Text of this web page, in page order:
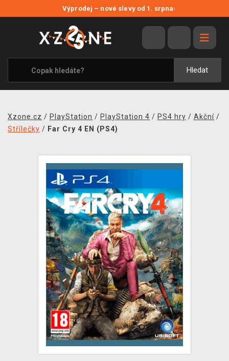
Výprodej – nové slevy od 1. srpna›
Hledat
VÝPRODEJ
VIDEOHRY
XZONE ORIGINALS
TÉMATIKY
MERCHANDISE
KONTAKT
PRODEJNY
DOPRAVA
XZONE KLUB
TCG & BOARDGAME HUB
VÝKUP HER (BAZAR)
Xzone.cz / PlayStation / PlayStation 4 / PS4 hry / Akční /
Střílečky / Far Cry 4 EN (PS4)